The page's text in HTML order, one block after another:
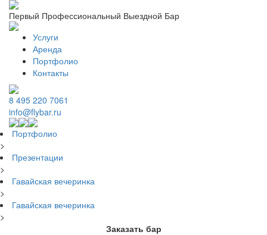
Первый Профессиональный Выездной Бар
Услуги
Аренда
Портфолио
Контакты
8 495 220 7061
info@flybar.ru
Портфолио
>
Презентации
>
Гавайская вечеринка
>
Гавайская вечеринка
>
Заказать бар